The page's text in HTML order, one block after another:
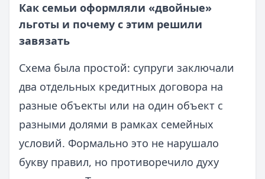
Как семьи оформляли «двойные»
льготы и почему с этим решили
завязать
Схема была простой: супруги заключали
два отдельных кредитных договора на
разные объекты или на один объект с
разными долями в рамках семейных
условий. Формально это не нарушало
букву правил, но противоречило духу